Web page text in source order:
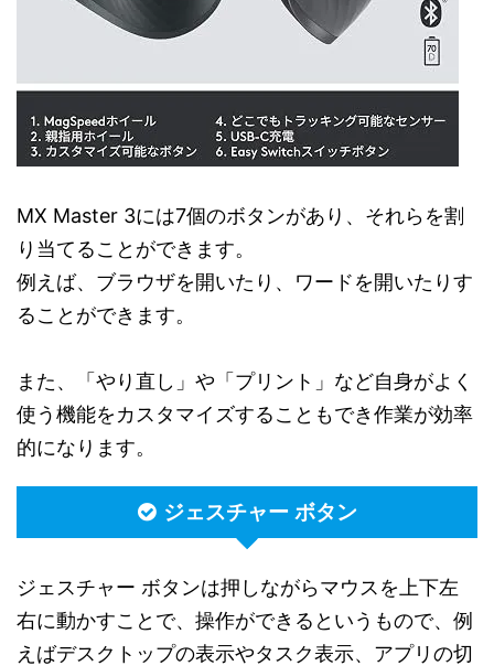
MX Master 3には7個のボタンがあり、それらを割
り当てることができます。
例えば、ブラウザを開いたり、ワードを開いたりす
ることができます。
また、「やり直し」や「プリント」など自身がよく
使う機能をカスタマイズすることもでき作業が効率
的になります。
ジェスチャー ボタン
ジェスチャー ボタンは押しながらマウスを上下左
右に動かすことで、操作ができるというもので、例
えばデスクトップの表示やタスク表示、アプリの切